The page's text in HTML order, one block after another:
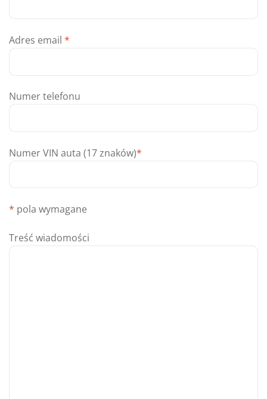
Adres email *
Numer telefonu
Numer VIN auta (17 znaków)*
* pola wymagane
Treść wiadomości